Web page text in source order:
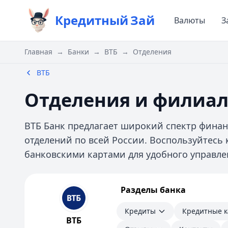
КредитныйЗай Валюты
Главная → Банки → ВТБ → Отделения
ВТБ
Отделения и
ВТБ Банк предлагает широкий спектр
отделений по всей России.
банковскими картами для удобного
Кредитные карты
Дебетовые карты
ВТБ
Разделы банка
Кредиты Кредитные